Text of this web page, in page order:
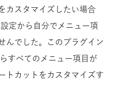
カスタマイズしたい場合
定から自分でメニュー項
んでした。このプラグイン
すべてのメニュー項目が
トカットをカスタマイズす